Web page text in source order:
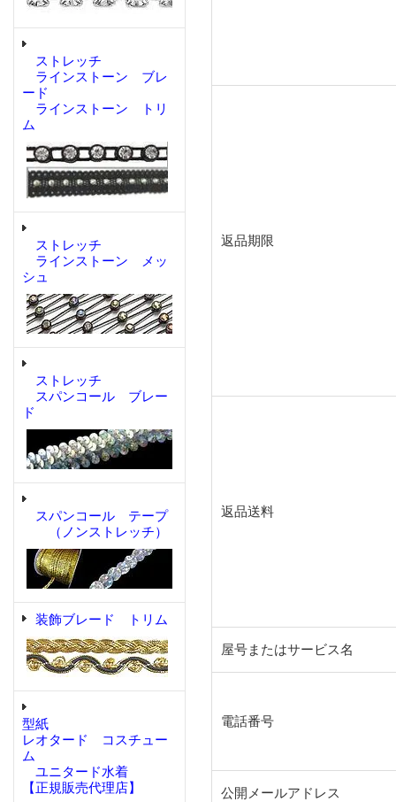
ストレッチ
ラインストーン ブレ
ード
ラインストーン トリ
ム
ストレッチ
ラインストーン メッ
シュ
ストレッチ
スパンコール ブレー
ド
スパンコール テープ
（ノンストレッチ）
装飾ブレード トリム
型紙
レオタード コスチュー
ム
ユニタード水着
【正規販売代理店】
返品期限
返品送料
屋号またはサービス名
電話番号
公開メールアドレス